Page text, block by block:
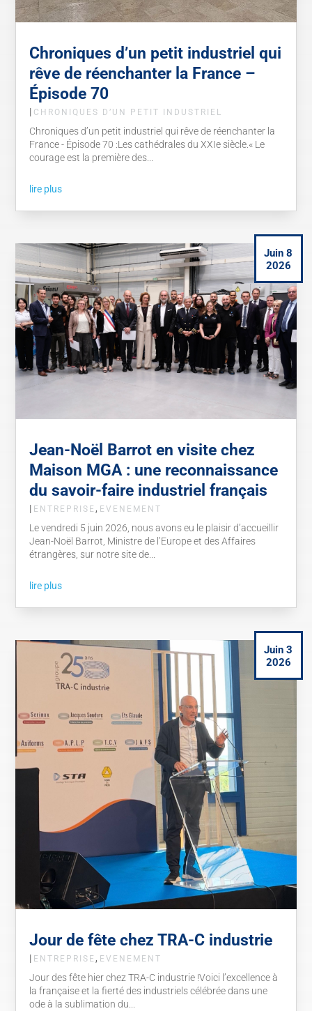
Chroniques d’un petit industriel qui
rêve de réenchanter la France –
Épisode 70
| CHRONIQUES D’UN PETIT INDUSTRIEL
Chroniques d’un petit industriel qui rêve de réenchanter la
France - Épisode 70 :Les cathédrales du XXIe siècle.« Le
courage est la première des...
lire plus
Jean-Noël Barrot en visite chez
Maison MGA : une reconnaissance
du savoir-faire industriel français
Juin 8
2026
| ENTREPRISE , EVENEMENT
Le vendredi 5 juin 2026, nous avons eu le plaisir d’accueillir
Jean-Noël Barrot, Ministre de l’Europe et des Affaires
étrangères, sur notre site de...
lire plus
Jour de fête chez TRA-C industrie
Juin 3
2026
| ENTREPRISE, EVENEMENT
Jour des fête hier chez TRA-C industrie !Voici l’excellence à
la française et la fierté des industriels célébrée dans une
ode à la sublimation du...